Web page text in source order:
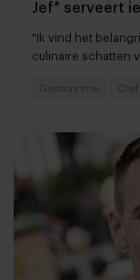
Jef* serveert
"Ik vind het
culinaire schatten
Gastronomie